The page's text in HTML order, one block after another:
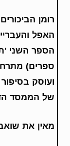
רומן
האפל
הספר השני
ספרים)
ועוסק ב
של הממסד
מאין את